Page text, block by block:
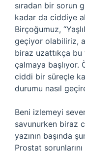
sıradan bir sorun
kadar da ciddiye
Birçoğumuz,
geçiyor olabiliriz,
biraz uzattıkça bu
çalmaya başlıyor.
ciddi bir süreçle
durumu nasıl
Beni izlemeyi
savunurken biraz
yazının başında
Prostat